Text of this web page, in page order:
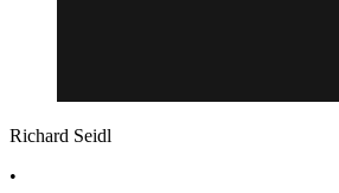
Richard Seidl
•